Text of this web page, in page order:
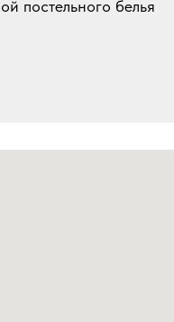
постельного белья